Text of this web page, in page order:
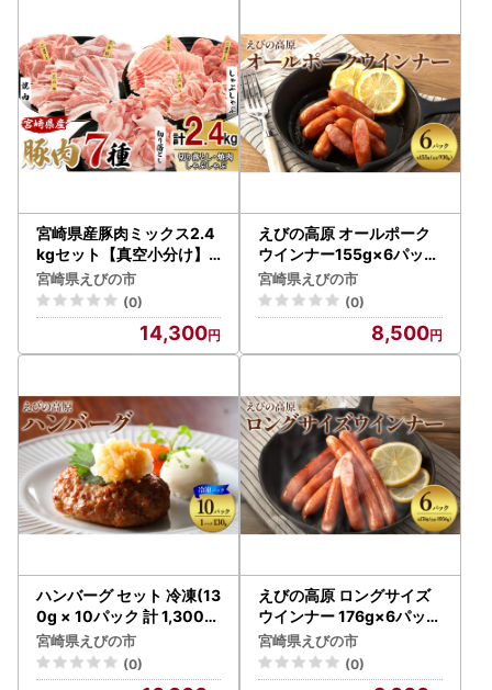
宮崎県産豚肉ミックス2.4
kgセット【真空小分け】3
種の料理(切り落とし・し
ゃぶしゃぶ・焼肉)が楽し
めるバラエティ詰め合わせ
宮崎県えびの市
(0)
14,300
えびの高原 オールポーク
ウインナー155g×6パック
合計 930g 豚肉 牛肉 人気
おかず お弁当 おつまみ 総
菜 冷蔵 加工品 焼肉 ギフト
九州 宮崎県 えびの市 送料
無料
宮崎県えびの市
(0)
8,500
ハンバーグ セット 冷凍(13
0g × 10パック 計 1,300g)
ギフト レンジ 湯煎 温める
だけ 簡単調理 小分け 個包
装 総菜 簡単 おかず レトル
宮崎県えびの市
(0)
えびの高原 ロングサイズ
ウインナー 176g×6パック
合計 1056g 豚肉 牛肉 人気
おかず お弁当 おつまみ 総
菜 冷蔵 加工品 焼肉 ギフト
宮崎県えびの市
(0)